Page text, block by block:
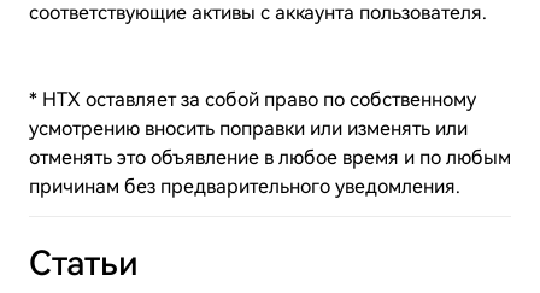
соответствующие активы с аккаунта пользователя.
* HTX оставляет за собой право по собственному
усмотрению вносить поправки или изменять или
отменять это объявление в любое время и по любым
причинам без предварительного уведомления.
Статьи